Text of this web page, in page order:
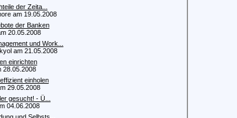
der Zeita...
am 19.05.2008
der Banken
20.05.2008
und Work...
am 21.05.2008
einrichten
einholen
29.05.2008
gesucht! - Ü...
04.06.2008